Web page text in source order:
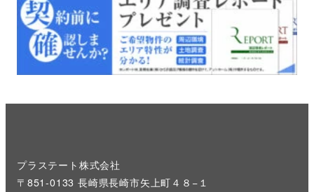
プラステート株式会社
〒851-0133 長崎県長崎市矢上町４８−１